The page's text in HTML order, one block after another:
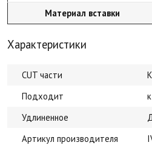
Материал вставки
Характеристики
CUT части
Подходит
Удлиненное
Артикул производителя